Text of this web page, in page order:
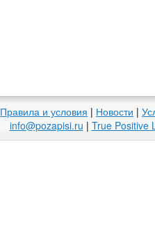
Правила и условия | Новости |
info@pozapisi.ru | True Positive